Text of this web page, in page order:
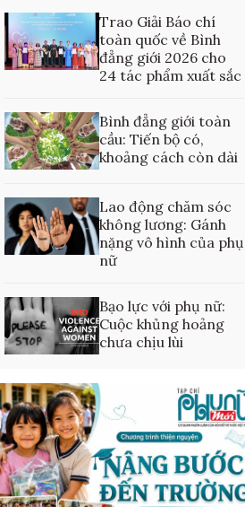
Trao Giải Báo chí
toàn quốc về Bình
đẳng giới 2026 cho
24 tác phẩm xuất sắc
Bình đẳng giới toàn
cầu: Tiến bộ có,
khoảng cách còn dài
Lao động chăm sóc
không lương: Gánh
nặng vô hình của phụ
nữ
Bạo lực với phụ nữ:
Cuộc khủng hoảng
chưa chịu lùi